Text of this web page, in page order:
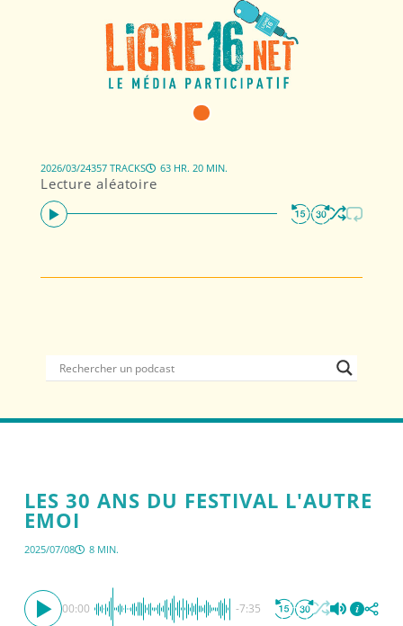
Lecture aléatoire
2026/03/24357 TRACKS 63 HR. 20 MIN.
LES 30 ANS DU FESTIVAL L'AUTRE
EMOI
2025/07/08 8 MIN.
00:00 -7:35